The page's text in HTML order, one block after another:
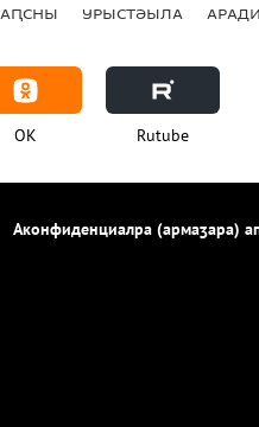
АԤСНЫ УРЫСТӘЫЛА
OK Rutube
Аконфиденциалра (армаӡара)